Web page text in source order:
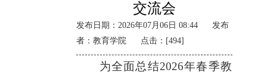
交流会
发布日期：2026年07月06日 08:44 发布
者：教育学院 点击：[494]
为全面总结2026年春季教